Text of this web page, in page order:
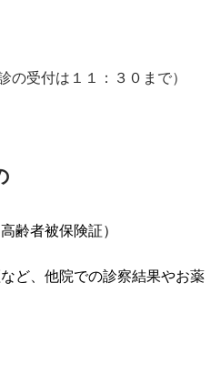
の受付は１１：３０まで）
齢者被保険証）
ど、他院での診察結果やお薬